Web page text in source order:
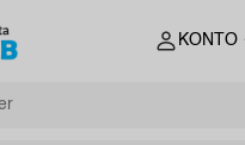
KONTO